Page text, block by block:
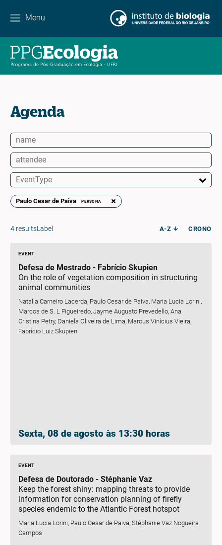
Menu
Contacto
Agenda
Paulo Cesar de Paiva PERSONA
4 resultsLabel A-Z CRONO
EVENT
Defesa de Mestrado - Fabrício Skupien
On the role of vegetation composition in structuring
animal communities
Natalia Carneiro Lacerda, Paulo Cesar de Paiva, Maria Lucia Lorini,
Marcos de S. L Figueiredo, Jayme Augusto Prevedello, Ana
Cristina Petry, Daniela Oliveira de Lima, Marcus Vinícius Vieira,
Fabrício Luiz Skupien
Sexta, 08 de agosto às 13:30 horas
EVENT
Defesa de Doutorado - Stéphanie Vaz
Keep the forest shiny: mapping threats to provide
information for conservation planning of firefly
species endemic to the Atlantic Forest hotspot
Maria Lucia Lorini, Paulo Cesar de Paiva, Stéphanie Vaz Nogueira
Campos